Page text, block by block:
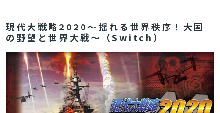
現代大戦略2020～揺れる世界秩序！大国
の野望と世界大戦～（Switch）